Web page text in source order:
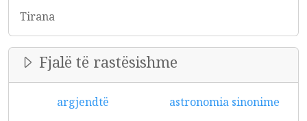
Tirana
Fjalë të rastësishme
argjendtë
astronomia sinonime